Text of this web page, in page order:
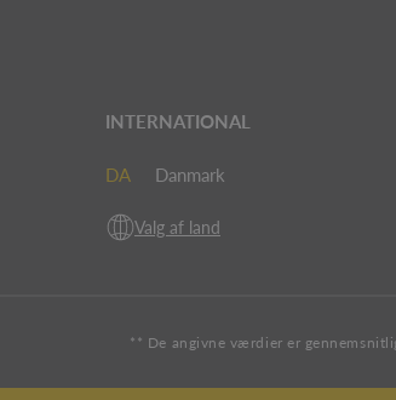
INTERNATIONAL
DA Danmark
Valg af land
** De angivne værdier er